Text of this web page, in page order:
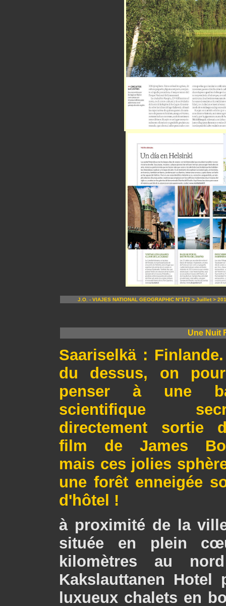
J.O. - VIAJES NATIONAL GEOGRAPHIC N°172 > Juillet >
Une Nuit
Saariselkä :
du dessus, on
penser à une
scientifique
directement sortie
film de James
mais ces jolies
une forêt enneigée
d'hôtel !
à proximité de la
située en plein
kilomètres au
Kakslauttanen
luxueux chalets en